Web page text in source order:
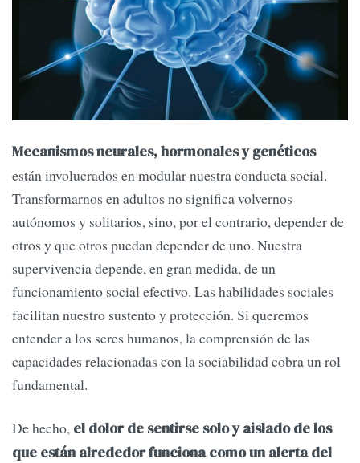
Mecanismos neurales, hormonales y genéticos
están involucrados en modular nuestra conducta social.
Transformarnos en adultos no significa volvernos
autónomos y solitarios, sino, por el contrario, depender de
otros y que otros puedan depender de uno. Nuestra
supervivencia depende, en gran medida, de un
funcionamiento social efectivo. Las habilidades sociales
facilitan nuestro sustento y protección. Si queremos
entender a los seres humanos, la comprensión de las
capacidades relacionadas con la sociabilidad cobra un rol
fundamental.
De hecho, el dolor de sentirse solo y aislado de los
que están alrededor funciona como un alerta del